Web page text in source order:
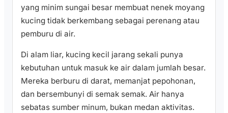
yang minim sungai besar membuat nenek moyang
kucing tidak berkembang sebagai perenang atau
pemburu di air.
Di alam liar, kucing kecil jarang sekali punya
kebutuhan untuk masuk ke air dalam jumlah besar.
Mereka berburu di darat, memanjat pepohonan,
dan bersembunyi di semak semak. Air hanya
sebatas sumber minum, bukan medan aktivitas.